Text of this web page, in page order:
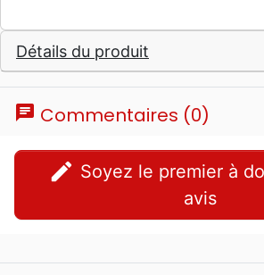
Détails du produit
chat Commentaires (0)
edit
avis